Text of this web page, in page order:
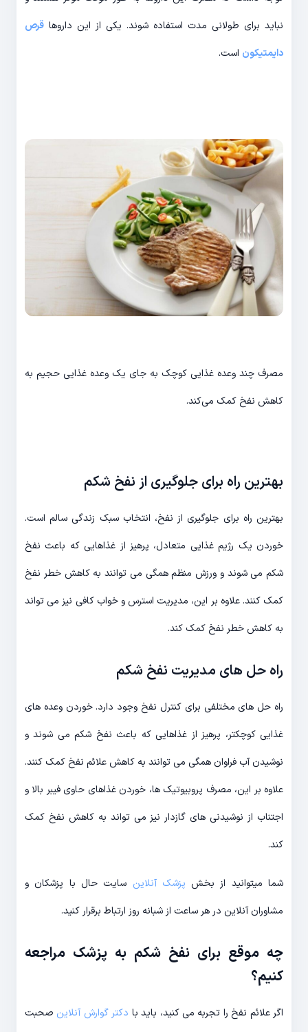
نباید برای طولانی مدت استفاده شوند. یکی از این داروها قرص
دایمتیکون است.
مصرف چند وعده غذایی کوچک به جای یک وعده غذایی حجیم به
کاهش نفخ کمک می‌­کند.
بهترین راه برای جلوگیری از نفخ شکم
بهترین راه برای جلوگیری از نفخ، انتخاب سبک زندگی سالم است.
خوردن یک رژیم غذایی متعادل، پرهیز از غذاهایی که باعث نفخ
شکم می شوند و ورزش منظم همگی می توانند به کاهش خطر نفخ
کمک کنند. علاوه بر این، مدیریت استرس و خواب کافی نیز می تواند
به کاهش خطر نفخ کمک کند.
راه حل های مدیریت نفخ شکم
راه حل های مختلفی برای کنترل نفخ وجود دارد. خوردن وعده های
غذایی کوچکتر، پرهیز از غذاهایی که باعث نفخ شکم می شوند و
نوشیدن آب فراوان همگی می توانند به کاهش علائم نفخ کمک کنند.
علاوه بر این، مصرف پروبیوتیک ها، خوردن غذاهای حاوی فیبر بالا و
اجتناب از نوشیدنی های گازدار نیز می تواند به کاهش نفخ کمک
کند.
شما میتوانید از بخش پزشک آنلاین سایت حال با پزشکان و
مشاوران آنلاین در هر ساعت از شبانه روز ارتباط برقرار کنید.
چه موقع برای نفخ شکم به پزشک مراجعه
کنیم؟
اگر علائم نفخ را تجربه می کنید، باید با دکتر گوارش آنلاین صحبت